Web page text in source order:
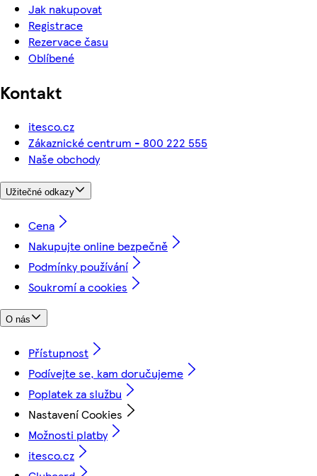
Jak nakupovat
Registrace
Rezervace času
Oblíbené
Kontakt
itesco.cz
Zákaznické centrum - 800 222 555
Naše obchody
Užitečné odkazy
Cena
Nakupujte online bezpečně
Podmínky používání
Soukromí a cookies
O nás
Přístupnost
Podívejte se, kam doručujeme
Poplatek za službu
Nastavení Cookies
Možnosti platby
itesco.cz